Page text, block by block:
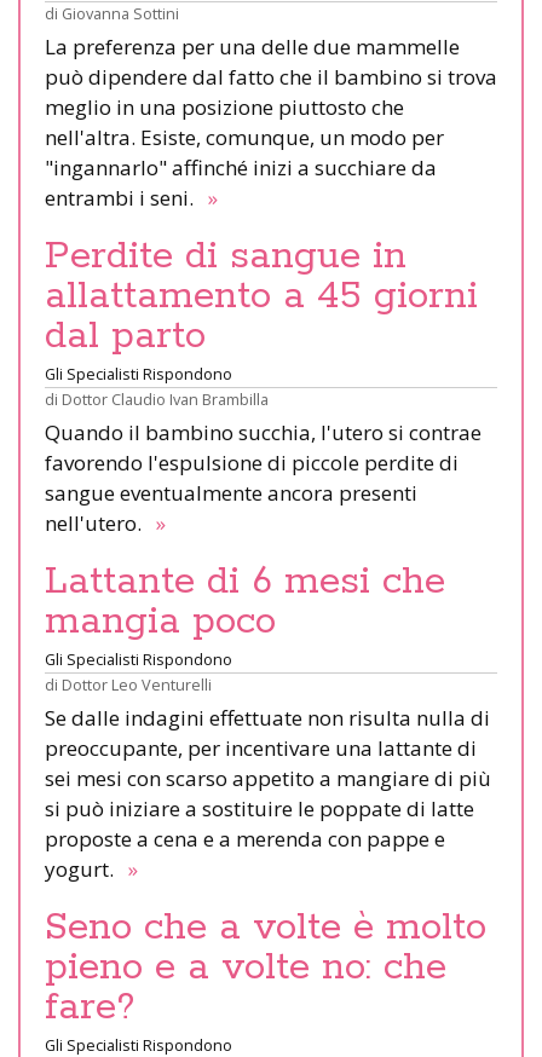
di Giovanna Sottini
La preferenza per una delle due mammelle
può dipendere dal fatto che il bambino si trova
meglio in una posizione piuttosto che
nell'altra. Esiste, comunque, un modo per
"ingannarlo" affinché inizi a succhiare da
entrambi i seni. »
Perdite di sangue in
allattamento a 45 giorni
dal parto
Gli Specialisti Rispondono
di Dottor Claudio Ivan Brambilla
Quando il bambino succhia, l'utero si contrae
favorendo l'espulsione di piccole perdite di
sangue eventualmente ancora presenti
nell'utero. »
Lattante di 6 mesi che
mangia poco
Gli Specialisti Rispondono
di Dottor Leo Venturelli
Se dalle indagini effettuate non risulta nulla di
preoccupante, per incentivare una lattante di
sei mesi con scarso appetito a mangiare di più
si può iniziare a sostituire le poppate di latte
proposte a cena e a merenda con pappe e
yogurt. »
Seno che a volte è molto
pieno e a volte no: che
fare?
Gli Specialisti Rispondono